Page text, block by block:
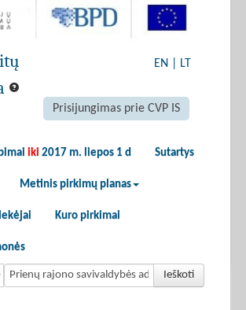
EN LT
Prisijungimas prie CVP IS
iki 2017 m. liepos 1 d Sutartys
Metinis pirkimų planas
Kuro pirkimai
Ieškoti